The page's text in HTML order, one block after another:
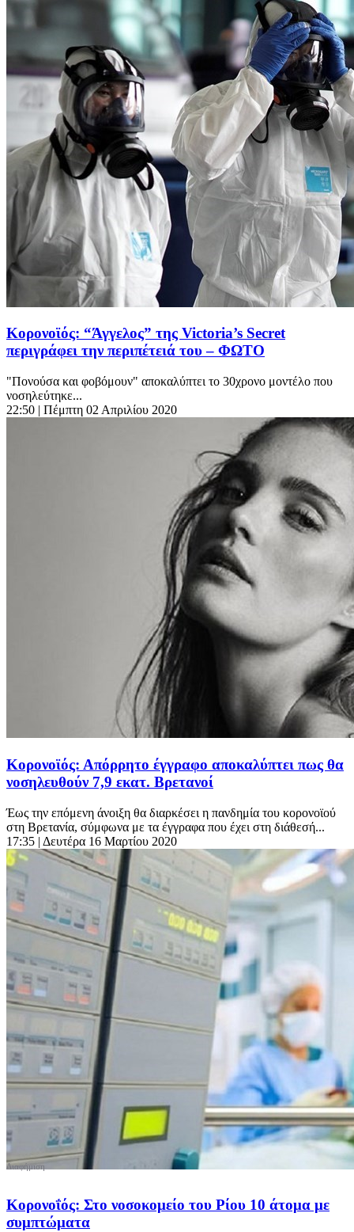
Κορονοϊός: “Άγγελος” της Victoria’s Secret
περιγράφει την περιπέτειά του – ΦΩΤΟ
"Πονούσα και φοβόμουν" αποκαλύπτει τo 30χρονο μοντέλο που
νοσηλεύτηκε...
22:50 | Πέμπτη 02 Απριλίου 2020
Κορονοϊός: Απόρρητο έγγραφο αποκαλύπτει πως θα
νοσηλευθούν 7,9 εκατ. Βρετανοί
Έως την επόμενη άνοιξη θα διαρκέσει η πανδημία του κορονοϊού
στη Βρετανία, σύμφωνα με τα έγγραφα που έχει στη διάθεσή...
17:35 | Δευτέρα 16 Μαρτίου 2020
Κορονοΐός: Στο νοσοκομείο του Ρίου 10 άτομα με
συμπτώματα